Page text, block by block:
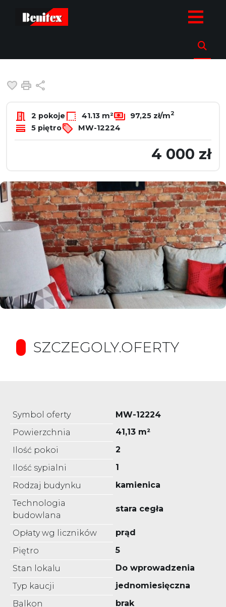
strona.glowna Oferty Warszawa
Dodaj do ulubionych
Drukuj
2 pokoje 41.13 m² 97,25 zł/m2
5 piętro MW-12224
4 000 zł
SZCZEGOLY.OFERTY
Symbol oferty
MW-12224
Powierzchnia
41,13 m²
Ilość pokoi
2
Ilość sypialni
1
Rodzaj budynku
kamienica
Technologia
budowlana
stara cegła
Opłaty wg liczników
prąd
Piętro
5
Stan lokalu
Do wprowadzenia
Typ kaucji
jednomiesięczna
Balkon
brak